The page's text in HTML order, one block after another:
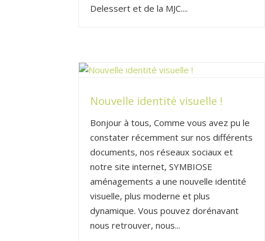
Delessert et de la MJC....
Nouvelle identité visuelle !
Bonjour à tous, Comme vous avez pu le
constater récemment sur nos différents
documents, nos réseaux sociaux et
notre site internet, SYMBIOSE
aménagements a une nouvelle identité
visuelle, plus moderne et plus
dynamique. Vous pouvez dorénavant
nous retrouver, nous...